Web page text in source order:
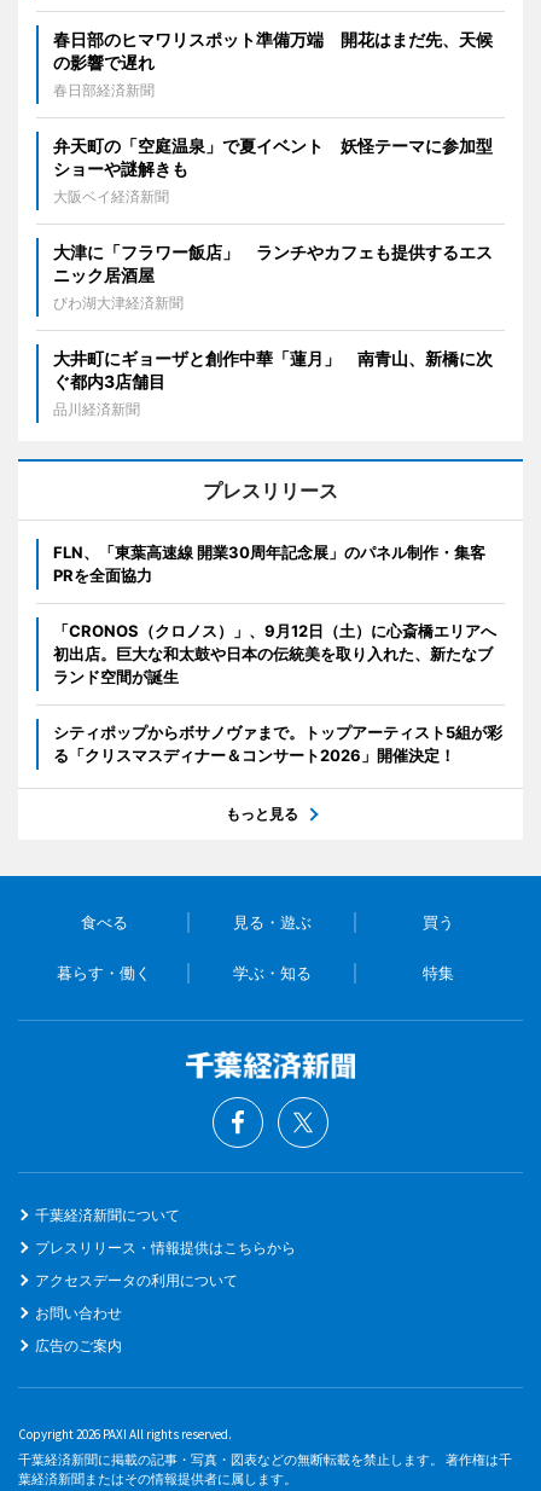
春日部のヒマワリスポット準備万端 開花はまだ先、天候
の影響で遅れ
春日部経済新聞
弁天町の「空庭温泉」で夏イベント 妖怪テーマに参加型
ショーや謎解きも
大阪ベイ経済新聞
大津に「フラワー飯店」 ランチやカフェも提供するエス
ニック居酒屋
びわ湖大津経済新聞
大井町にギョーザと創作中華「蓮月」 南青山、新橋に次
ぐ都内3店舗目
品川経済新聞
プレスリリース
FLN、「東葉高速線 開業30周年記念展」のパネル制作・集客
PRを全面協力
「CRONOS（クロノス）」、9月12日（土）に心斎橋エリアへ
初出店。巨大な和太鼓や日本の伝統美を取り入れた、新たなブ
ランド空間が誕生
シティポップからボサノヴァまで。トップアーティスト5組が彩
る「クリスマスディナー＆コンサート2026」開催決定！
もっと見る
食べる 見る・遊ぶ 買う
暮らす・働く 学ぶ・知る 特集
千葉経済新聞について
プレスリリース・情報提供はこちらから
アクセスデータの利用について
お問い合わせ
広告のご案内
Copyright 2026 PAXI All rights reserved.
千葉経済新聞に掲載の記事・写真・図表などの無断転載を禁止します。 著作権は千
葉経済新聞またはその情報提供者に属します。